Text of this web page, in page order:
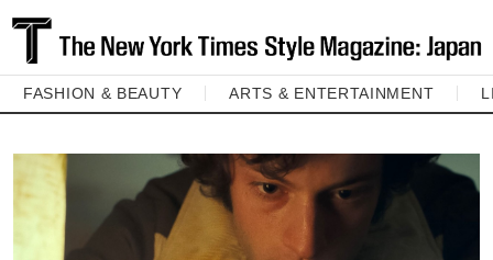
FASHION & BEAUTY ARTS & ENTERTAINMENT